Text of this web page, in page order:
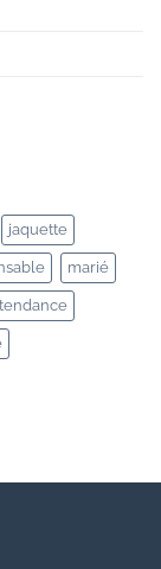
jaquette
marié
tendance